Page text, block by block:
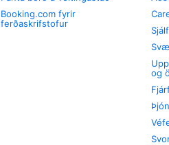
Booking.com fyrir
ferðaskrifstofur
og